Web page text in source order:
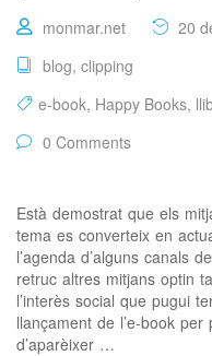
monmar.net
20
blog, clipping
e-book, Happy Books,
0 Comments
Està demostrat que els
tema es converteix en
l’agenda d’alguns canals
retruc altres mitjans optin
l’interès social que pugui
llançament de l’e-book
d’aparèixer …